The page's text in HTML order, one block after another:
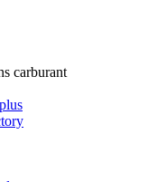
carburant